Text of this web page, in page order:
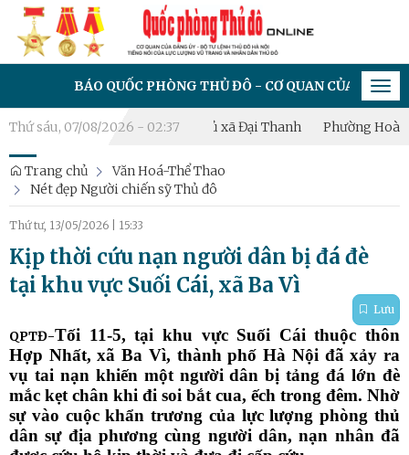
BÁO QUỐC PHÒNG THỦ ĐÔ - CƠ QUAN CỦA ĐẢNG ỦY -
Thứ sáu, 07/08/2026 - 02:37
tập chiến đấu phòng thủ xã Đại Thanh Phường Hoàng Liệt:
Trang chủ
Văn Hoá-Thể Thao
Nét đẹp Người chiến sỹ Thủ đô
Thứ tư, 13/05/2026 15:33
Kịp thời cứu nạn người dân bị đá đè
tại khu vực Suối Cái, xã Ba Vì
Lưu
QPTĐ-Tối 11-5, tại khu vực Suối Cái thuộc thôn
Hợp Nhất, xã Ba Vì, thành phố Hà Nội đã xảy ra
vụ tai nạn khiến một người dân bị tảng đá lớn đè
mắc kẹt chân khi đi soi bắt cua, ếch trong đêm. Nhờ
sự vào cuộc khẩn trương của lực lượng phòng thủ
dân sự địa phương cùng người dân, nạn nhân đã